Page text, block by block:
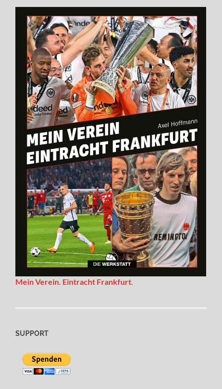
Mein Verein. Eintracht Frankfurt.
SUPPORT